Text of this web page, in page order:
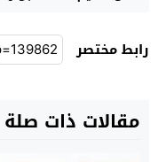
رابط مختصر
مقالات ذات صلة